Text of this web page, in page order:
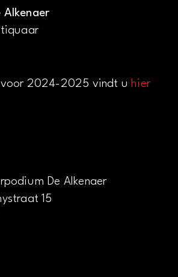
voor 2024-2025 vindt uhier
De Alkenaer
15